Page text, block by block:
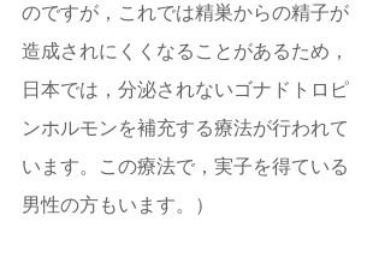
のですが，これでは精巣からの精子が
造成されにくくなることがあるため，
日本では，分泌されないゴナドトロピ
ンホルモンを補充する療法が行われて
います。この療法で，実子を得ている
男性の方もいます。）